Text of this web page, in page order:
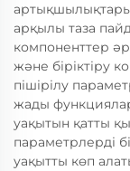
арқылы таза
компоненттер
және біріктіру
пішірілу
жады
уақытын қатты
параметрлерді
уақытты көп